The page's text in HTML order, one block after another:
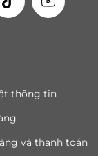
thông tin
và thanh toán